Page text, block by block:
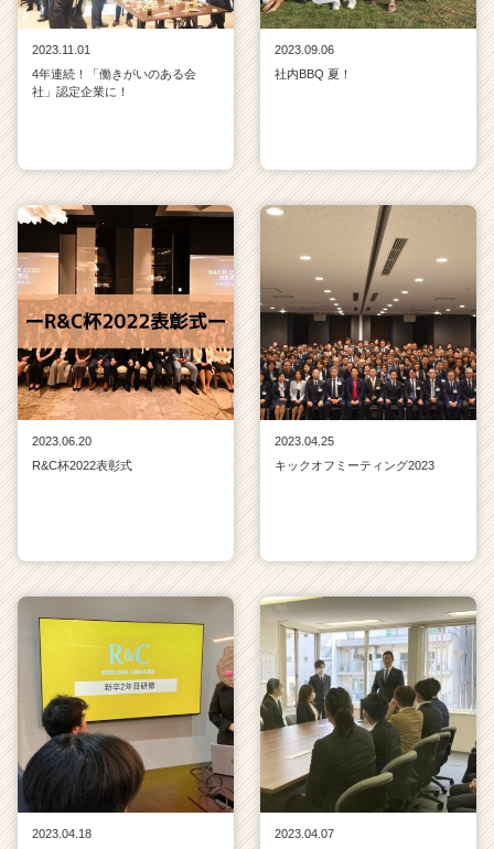
2023.11.01
4年連続！「働きがいのある会
社」認定企業に！
2023.09.06
社内BBQ 夏！
2023.06.20
R&C杯2022表彰式
2023.04.25
キックオフミーティング2023
2023.04.18
2023.04.07